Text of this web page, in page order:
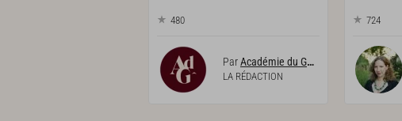
480
ParAcadémie du Goût
LA RÉDACTION
724